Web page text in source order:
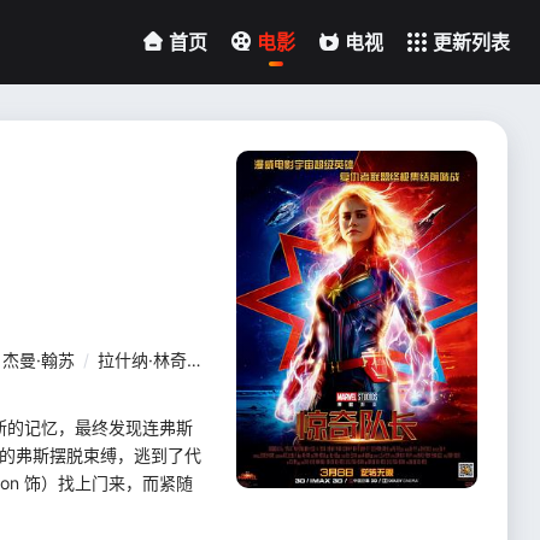
首页 电影 电视 更新列表
杰曼·翰苏 / 拉什纳·林奇 / 阿基拉·阿克巴 / 科林·福特 / 卓库·莫度
的记忆，最终发现连弗斯
弗斯摆脱束缚，逃到了代
饰）找上门来，而紧随